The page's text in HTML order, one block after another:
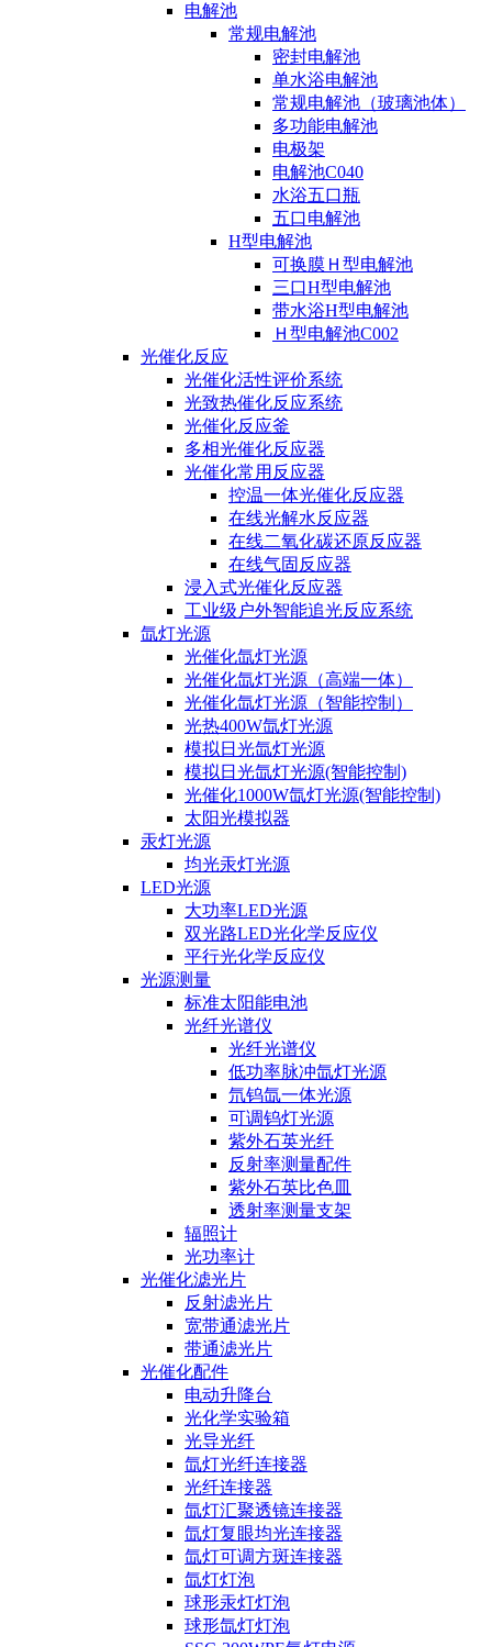
电解池
常规电解池
密封电解池
单水浴电解池
常规电解池（玻璃池体）
多功能电解池
电极架
电解池C040
水浴五口瓶
五口电解池
H型电解池
可换膜Ｈ型电解池
三口H型电解池
带水浴H型电解池
Ｈ型电解池C002
光催化反应
光催化活性评价系统
光致热催化反应系统
光催化反应釜
多相光催化反应器
光催化常用反应器
控温一体光催化反应器
在线光解水反应器
在线二氧化碳还原反应器
在线气固反应器
浸入式光催化反应器
工业级户外智能追光反应系统
氙灯光源
光催化氙灯光源
光催化氙灯光源（高端一体）
光催化氙灯光源（智能控制）
光热400W氙灯光源
模拟日光氙灯光源
模拟日光氙灯光源(智能控制)
光催化1000W氙灯光源(智能控制)
太阳光模拟器
汞灯光源
均光汞灯光源
LED光源
大功率LED光源
双光路LED光化学反应仪
平行光化学反应仪
光源测量
标准太阳能电池
光纤光谱仪
光纤光谱仪
低功率脉冲氙灯光源
氘钨氙一体光源
可调钨灯光源
紫外石英光纤
反射率测量配件
紫外石英比色皿
透射率测量支架
辐照计
光功率计
光催化滤光片
反射滤光片
宽带通滤光片
带通滤光片
光催化配件
电动升降台
光化学实验箱
光导光纤
氙灯光纤连接器
光纤连接器
氙灯汇聚透镜连接器
氙灯复眼均光连接器
氙灯可调方斑连接器
氙灯灯泡
球形汞灯灯泡
球形氙灯灯泡